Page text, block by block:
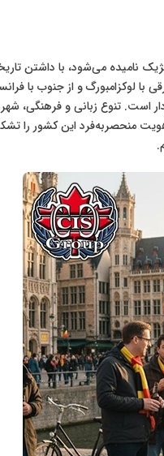
نامیده می‌شود، با داشتن
با لوکزامبورگ و از جنوب با
است. تنوع زبانی و
منحصربه‌فرد این کشور را